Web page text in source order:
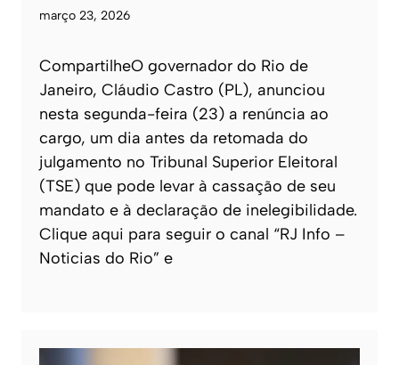
março 23, 2026
CompartilheO governador do Rio de
Janeiro, Cláudio Castro (PL), anunciou
nesta segunda-feira (23) a renúncia ao
cargo, um dia antes da retomada do
julgamento no Tribunal Superior Eleitoral
(TSE) que pode levar à cassação de seu
mandato e à declaração de inelegibilidade.
Clique aqui para seguir o canal “RJ Info –
Noticias do Rio” e